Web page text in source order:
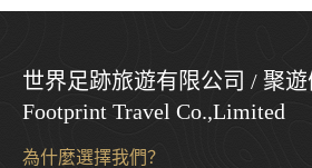
世界足跡旅遊有限公司 / 聚
Footprint Travel Co.,Limited
為什麼選擇我們？